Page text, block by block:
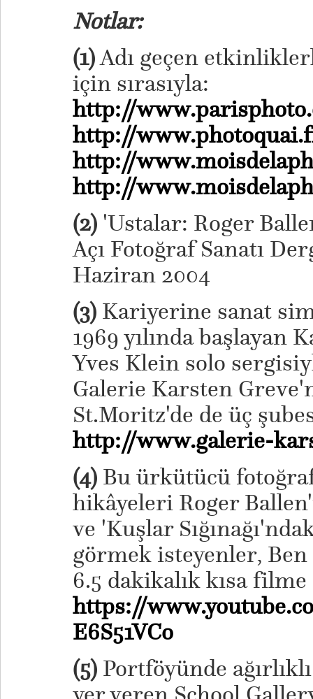
Notlar:
(1)Adı geçen
için sırasıyla:
http://
http://
http://
http://
(2)'Ustalar: Roger
Açı Fotoğraf Sanatı
Haziran 2004
(3)Kariyerine sanat
1969 yılında başlayan
Yves Klein solo
Galerie Karsten
St.Moritz'de de üç
http://www.galerie-
(4)Bu ürkütücü
hikâyeleri Roger
ve 'Kuşlar
görmek isteyenler,
6.5 dakikalık kısa
https://
E6S51VCo
(5)Portföyünde